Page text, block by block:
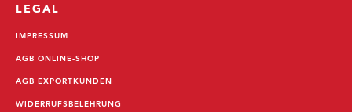
LEGAL
IMPRESSUM
AGB ONLINE-SHOP
AGB EXPORTKUNDEN
WIDERRUFSBELEHRUNG